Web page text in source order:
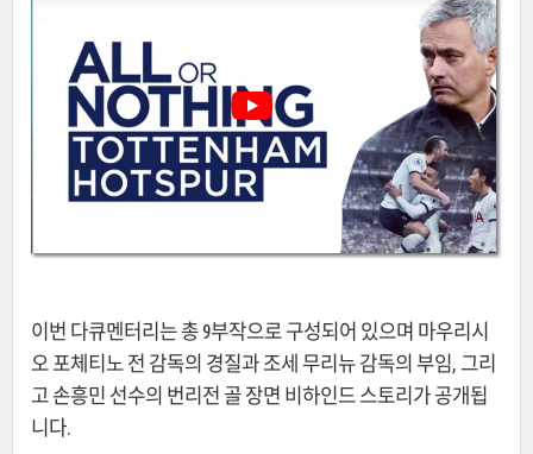
이번 다큐멘터리는 총 9부작으로 구성되어 있으며 마우리시
오 포체티노 전 감독의 경질과 조세 무리뉴 감독의 부임, 그리
고 손흥민 선수의 번리전 골 장면 비하인드 스토리가 공개됩
니다.